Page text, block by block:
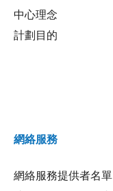
中心理念
計劃目的
網絡服務
網絡服務提供者名單